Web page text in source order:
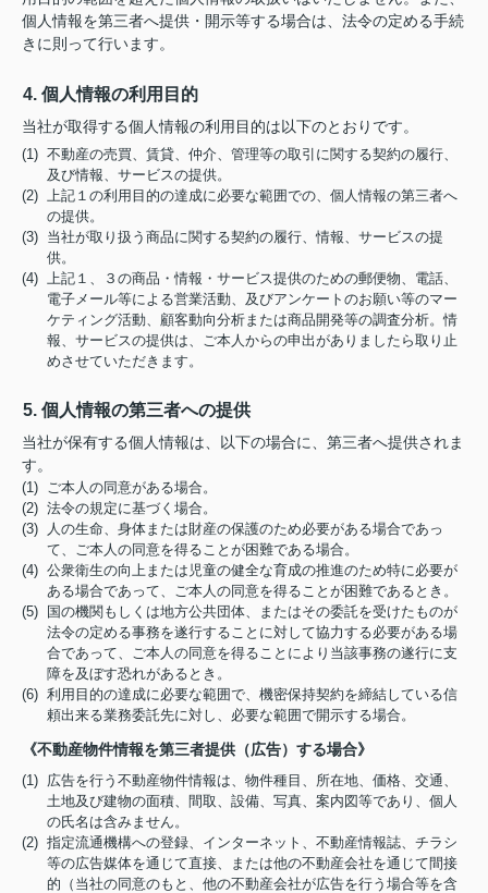
個人情報を第三者へ提供・開示等する場合は、法令の定める手続
きに則って行います。
4. 個人情報の利用目的
当社が取得する個人情報の利用目的は以下のとおりです。
(1) 不動産の売買、賃貸、仲介、管理等の取引に関する契約の履行、
及び情報、サービスの提供。
(2) 上記１の利用目的の達成に必要な範囲での、個人情報の第三者へ
の提供。
(3) 当社が取り扱う商品に関する契約の履行、情報、サービスの提
供。
(4) 上記１、３の商品・情報・サービス提供のための郵便物、電話、
電子メール等による営業活動、及びアンケートのお願い等のマー
ケティング活動、顧客動向分析または商品開発等の調査分析。情
報、サービスの提供は、ご本人からの申出がありましたら取り止
めさせていただきます。
5. 個人情報の第三者への提供
当社が保有する個人情報は、以下の場合に、第三者へ提供されま
す。
(1) ご本人の同意がある場合。
(2) 法令の規定に基づく場合。
(3) 人の生命、身体または財産の保護のため必要がある場合であっ
て、ご本人の同意を得ることが困難である場合。
(4) 公衆衛生の向上または児童の健全な育成の推進のため特に必要が
ある場合であって、ご本人の同意を得ることが困難であるとき。
(5) 国の機関もしくは地方公共団体、またはその委託を受けたものが
法令の定める事務を遂行することに対して協力する必要がある場
合であって、ご本人の同意を得ることにより当該事務の遂行に支
障を及ぼす恐れがあるとき。
(6) 利用目的の達成に必要な範囲で、機密保持契約を締結している信
頼出来る業務委託先に対し、必要な範囲で開示する場合。
《不動産物件情報を第三者提供（広告）する場合》
(1) 広告を行う不動産物件情報は、物件種目、所在地、価格、交通、
土地及び建物の面積、間取、設備、写真、案内図等であり、個人
の氏名は含みません。
(2) 指定流通機構への登録、インターネット、不動産情報誌、チラシ
等の広告媒体を通じて直接、または他の不動産会社を通じて間接
的（当社の同意のもと、他の不動産会社が広告を行う場合等を含